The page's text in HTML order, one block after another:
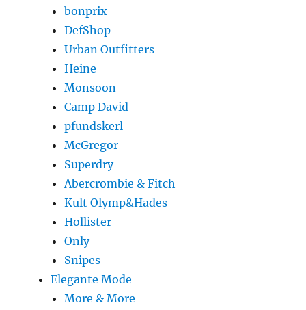
bonprix
DefShop
Urban Outfitters
Heine
Monsoon
Camp David
pfundskerl
McGregor
Superdry
Abercrombie & Fitch
Kult Olymp&Hades
Hollister
Only
Snipes
Elegante Mode
More & More